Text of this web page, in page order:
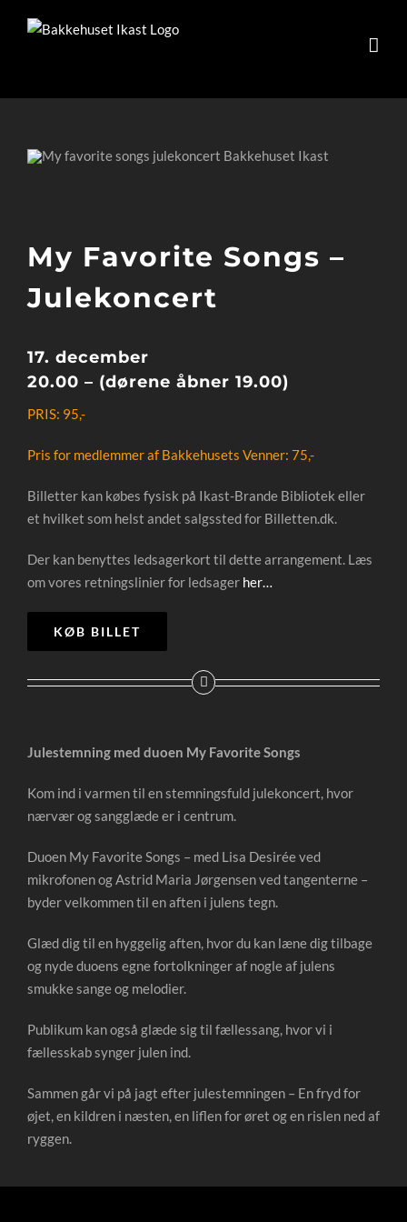
My Favorite Songs –
Julekoncert
17. december
20.00 – (dørene åbner 19.00)
PRIS: 95,-
Pris for medlemmer af Bakkehusets Venner: 75,-
Billetter kan købes fysisk på Ikast-Brande Bibliotek eller
et hvilket som helst andet salgssted for Billetten.dk.
Der kan benyttes ledsagerkort til dette arrangement. Læs
om vores retningslinier for ledsager her…
KØB BILLET
Julestemning med duoen My Favorite Songs
Kom ind i varmen til en stemningsfuld julekoncert, hvor
nærvær og sangglæde er i centrum.
Duoen My Favorite Songs – med Lisa Desirée ved
mikrofonen og Astrid Maria Jørgensen ved tangenterne –
byder velkommen til en aften i julens tegn.
Glæd dig til en hyggelig aften, hvor du kan læne dig tilbage
og nyde duoens egne fortolkninger af nogle af julens
smukke sange og melodier.
Publikum kan også glæde sig til fællessang, hvor vi i
fællesskab synger julen ind.
Sammen går vi på jagt efter julestemningen – En fryd for
øjet, en kildren i næsten, en liflen for øret og en rislen ned af
ryggen.